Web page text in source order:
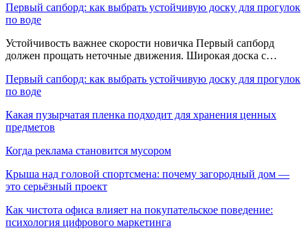
Первый сапборд: как выбрать устойчивую доску для прогулок
по воде
Устойчивость важнее скорости новичка Первый сапборд
должен прощать неточные движения. Широкая доска с…
Первый сапборд: как выбрать устойчивую доску для прогулок
по воде
Какая пузырчатая пленка подходит для хранения ценных
предметов
Когда реклама становится мусором
Крыша над головой спортсмена: почему загородный дом —
это серьёзный проект
Как чистота офиса влияет на покупательское поведение:
психология цифрового маркетинга